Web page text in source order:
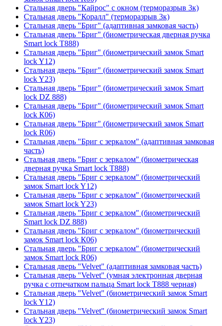
Стальная дверь "Кайрос" с окном (терморазрыв 3к)
Стальная дверь "Коралл" (терморазрыв 3к)
Стальная дверь "Бриг" (адаптивная замковая часть)
Стальная дверь "Бриг" (биометрическая дверная ручка
Smart lock T888)
Стальная дверь "Бриг" (биометрический замок Smart
lock Y12)
Стальная дверь "Бриг" (биометрический замок Smart
lock Y23)
Стальная дверь "Бриг" (биометрический замок Smart
lock DZ 888)
Стальная дверь "Бриг" (биометрический замок Smart
lock К06)
Стальная дверь "Бриг" (биометрический замок Smart
lock R06)
Стальная дверь "Бриг с зеркалом" (адаптивная замковая
часть)
Стальная дверь "Бриг с зеркалом" (биометрическая
дверная ручка Smart lock T888)
Стальная дверь "Бриг с зеркалом" (биометрический
замок Smart lock Y12)
Стальная дверь "Бриг с зеркалом" (биометрический
замок Smart lock Y23)
Стальная дверь "Бриг с зеркалом" (биометрический
Smart lock DZ 888)
Стальная дверь "Бриг с зеркалом" (биометрический
замок Smart lock К06)
Стальная дверь "Бриг с зеркалом" (биометрический
замок Smart lock R06)
Стальная дверь "Velvet" (адаптивная замковая часть)
Стальная дверь "Velvet" (умная электронная дверная
ручка с отпечатком пальца Smart lock T888 черная)
Стальная дверь "Velvet" (биометрический замок Smart
lock Y12)
Стальная дверь "Velvet" (биометрический замок Smart
lock Y23)